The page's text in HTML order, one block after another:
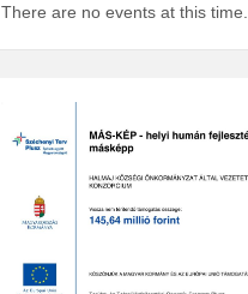
There are no events at this time.